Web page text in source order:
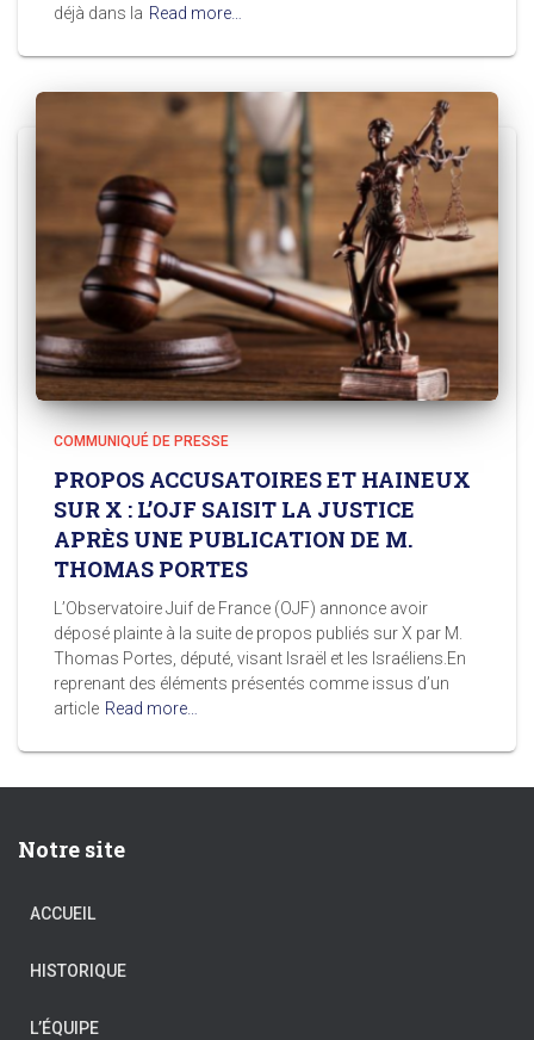
déjà dans la Read more…
COMMUNIQUÉ DE PRESSE
PROPOS ACCUSATOIRES ET HAINEUX
SUR X : L’OJF SAISIT LA JUSTICE
APRÈS UNE PUBLICATION DE M.
THOMAS PORTES
L’Observatoire Juif de France (OJF) annonce avoir
déposé plainte à la suite de propos publiés sur X par M.
Thomas Portes, député, visant Israël et les Israéliens.En
reprenant des éléments présentés comme issus d’un
article Read more…
Notre site
ACCUEIL
HISTORIQUE
L’ÉQUIPE